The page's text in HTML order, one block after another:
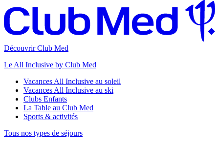
Découvrir Club Med
Le All Inclusive by Club Med
Vacances All Inclusive au soleil
Vacances All Inclusive au ski
Clubs Enfants
La Table au Club Med
Sports & activités
Tous nos types de séjours